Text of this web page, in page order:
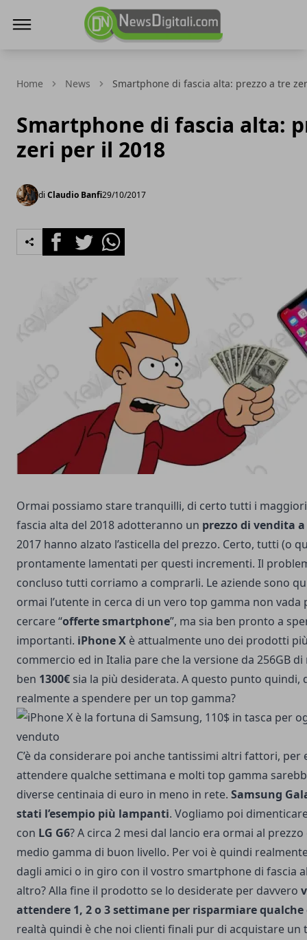
Home News Smartphone di fascia alta: prezzo a tre
Smartphone di fascia alta:
zeri per il 2018
di Claudio Banfi29/10/2017
FacebookTwitterWhatsapp
Ormai possiamo stare tranquilli, di certo tutti i
fascia alta del 2018 adotteranno un prezzo di vendita a
2017 hanno alzato l’asticella del prezzo. Certo, tutti (o
prontamente lamentati per questi incrementi. Il
concluso tutti corriamo a comprarli. Le aziende sono
ormai l’utente in cerca di un vero top gamma non vada
cercare “offerte smartphone”, ma sia ben pronto a
importanti. iPhone X è attualmente uno dei prodotti
commercio ed in Italia pare che la versione da 256GB
ben 1300€ sia la più desiderata. A questo punto quindi,
realmente a spendere per un top gamma?
C’è da considerare poi anche tantissimi altri fattori, per
attendere qualche settimana e molti top gamma
diverse centinaia di euro in meno in rete. Samsung
stati l’esempio più lampanti. Vogliamo poi
con LG G6? A circa 2 mesi dal lancio era ormai al
medio gamma di buon livello. Per voi è quindi
dagli amici o in giro con il vostro smartphone di fascia
altro? Alla fine il prodotto se lo desiderate per davvero
attendere 1, 2 o 3 settimane per risparmiare
realtà quindi è che noi clienti finali pur di acquistare un